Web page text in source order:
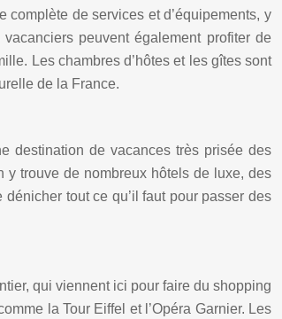
de services et d’équipements, y
peuvent également profiter de
Les chambres d’hôtes et les gîtes sont
de la France.
destination de vacances très prisée des
trouve de nombreux hôtels de luxe, des
dénicher tout ce qu’il faut pour passer des
qui viennent ici pour faire du shopping
la Tour Eiffel et l’Opéra Garnier. Les